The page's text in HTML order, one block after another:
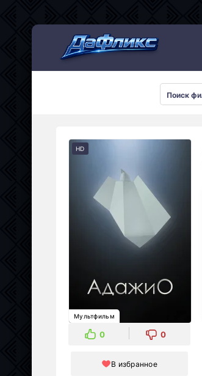
HD
Мультфильм
0 0
В избранное
Мультсериалы